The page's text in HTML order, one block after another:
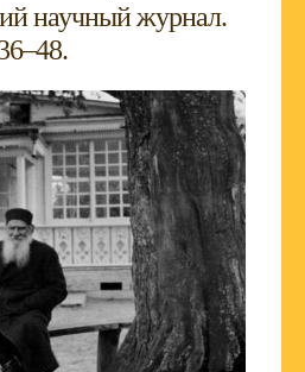
научный журнал.